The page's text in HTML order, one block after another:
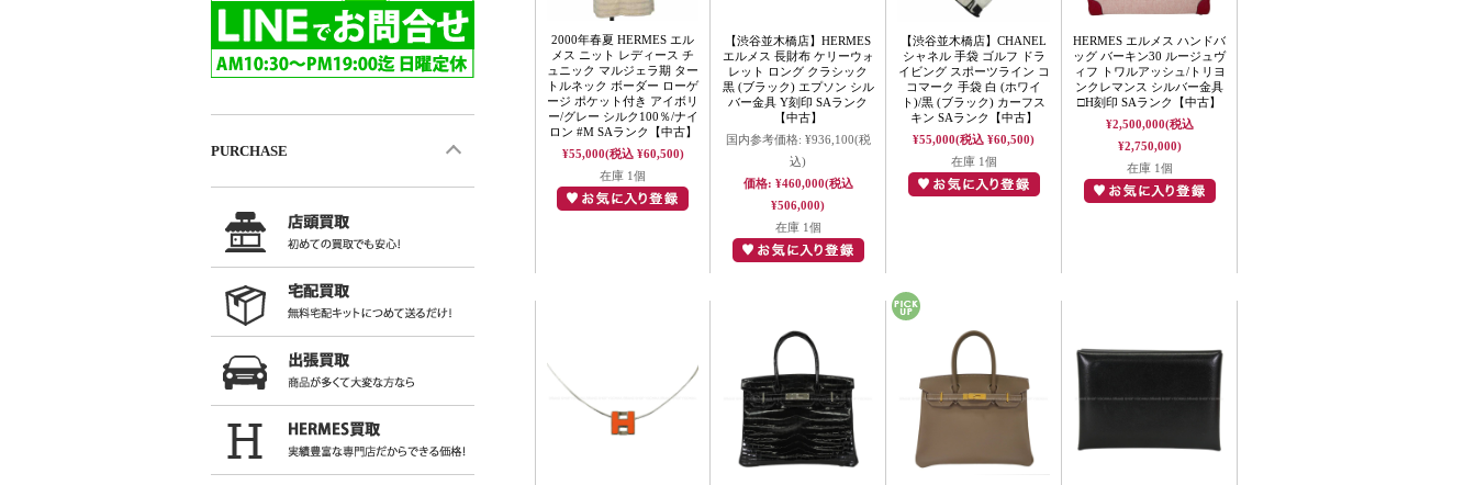
2000年春夏 HERMES エル
メス ニット レディース チ
ュニック マルジェラ期 ター
トルネック ボーダー ローゲ
ージ ポケット付き アイボリ
ー/グレー シルク100％/ナイ
ロン #M SAランク【中古】
¥55,000(税込 ¥60,500)
在庫 1個
【渋谷並木橋店】HERMES
エルメス 長財布 ケリーウォ
レット ロング クラシック
黒 (ブラック) エプソン シル
バー金具 Y刻印 SAランク
【中古】
国内参考価格: ¥936,100(税
込)
価格: ¥460,000(税込
¥506,000)
在庫 1個
【渋谷並木橋店】CHANEL
シャネル 手袋 ゴルフ ドラ
イビング スポーツライン コ
コマーク 手袋 白 (ホワイ
ト)/黒 (ブラック) カーフス
キン SAランク【中古】
¥55,000(税込 ¥60,500)
在庫 1個
HERMES エルメス ハンドバ
ッグ バーキン30 ルージュヴ
ィフ トワルアッシュ/トリヨ
ンクレマンス シルバー金具
□H刻印 SAランク【中古】
¥2,500,000(税込
¥2,750,000)
在庫 1個
PURCHASE